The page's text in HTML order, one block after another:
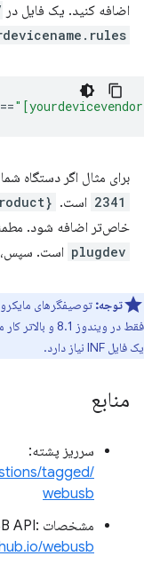
اضافه کنید. یک فایل در
==
برای مثال اگر دستگاه
2341 است.
خاص‌تر اضافه شود.
plugdev است. سپس،
توجه:
فقط در
یک فایل INF نیاز دارد.
منابع
سرریز پشته:
tagged/
webusb
مشخصات WebUSB API:
webusb/